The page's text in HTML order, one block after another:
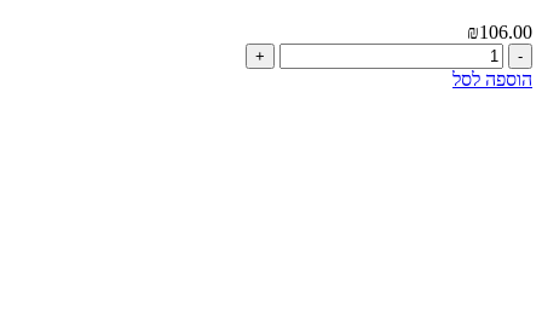
₪106.00
כמות
של
הוספה לסל